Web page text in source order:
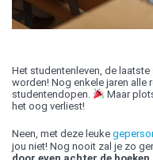
Het studentenleven, de
worden! Nog enkele jaren
studentendopen.
Maar
het oog verliest!
Neen, met deze leuke
jou niet! Nog nooit zal je zo